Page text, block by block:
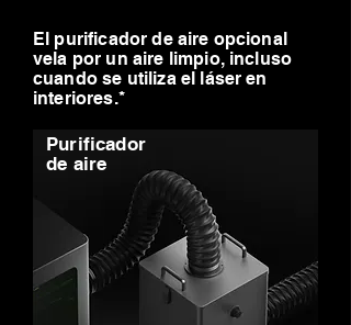
El purificador de aire opcional
vela por un aire limpio, incluso
cuando se utiliza el láser en
interiores.*
Purificador
de aire